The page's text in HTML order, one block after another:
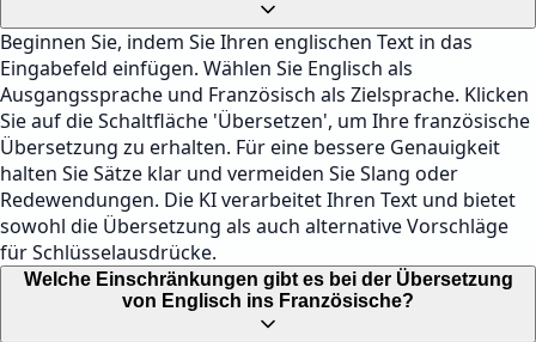
Beginnen Sie, indem Sie Ihren englischen Text in das
Eingabefeld einfügen. Wählen Sie Englisch als
Ausgangssprache und Französisch als Zielsprache. Klicken
Sie auf die Schaltfläche 'Übersetzen', um Ihre französische
Übersetzung zu erhalten. Für eine bessere Genauigkeit
halten Sie Sätze klar und vermeiden Sie Slang oder
Redewendungen. Die KI verarbeitet Ihren Text und bietet
sowohl die Übersetzung als auch alternative Vorschläge
für Schlüsselausdrücke.
Welche Einschränkungen gibt es bei der Übersetzung
von Englisch ins Französische?